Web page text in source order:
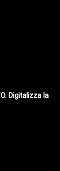
Digitalizza la